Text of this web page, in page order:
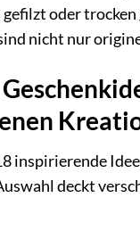
gefilzt oder
nicht nur
inspirierende
deckt